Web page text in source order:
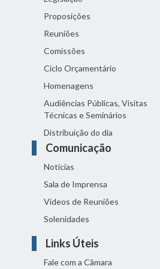
Proposições
Reuniões
Comissões
Ciclo Orçamentário
Homenagens
Audiências Públicas, Visitas
Técnicas e Seminários
Distribuição do dia
Comunicação
Notícias
Sala de Imprensa
Vídeos de Reuniões
Solenidades
Links Úteis
Fale com a Câmara